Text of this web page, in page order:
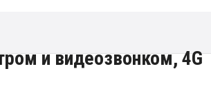
и видеозвонком, 4G